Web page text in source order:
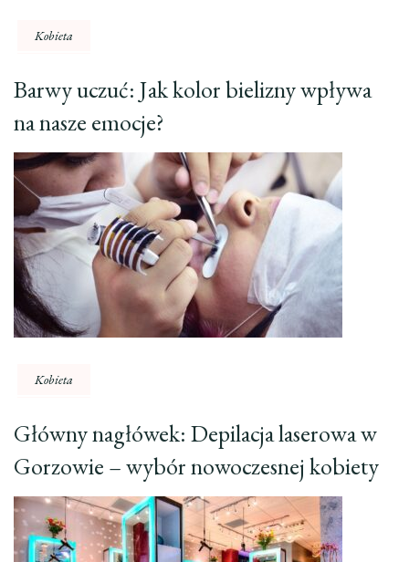
Kobieta
Barwy uczuć: Jak kolor bielizny wpływa
na nasze emocje?
Kobieta
Główny nagłówek: Depilacja laserowa w
Gorzowie – wybór nowoczesnej kobiety